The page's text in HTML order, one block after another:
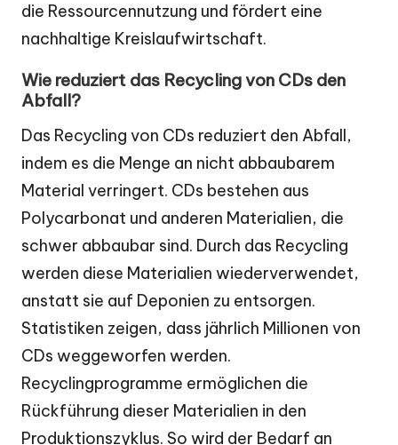
die Ressourcennutzung und fördert eine
nachhaltige Kreislaufwirtschaft.
Wie reduziert das Recycling von CDs den
Abfall?
Das Recycling von CDs reduziert den Abfall,
indem es die Menge an nicht abbaubarem
Material verringert. CDs bestehen aus
Polycarbonat und anderen Materialien, die
schwer abbaubar sind. Durch das Recycling
werden diese Materialien wiederverwendet,
anstatt sie auf Deponien zu entsorgen.
Statistiken zeigen, dass jährlich Millionen von
CDs weggeworfen werden.
Recyclingprogramme ermöglichen die
Rückführung dieser Materialien in den
Produktionszyklus. So wird der Bedarf an